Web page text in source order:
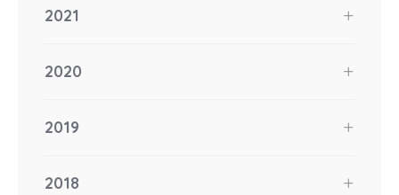
2021
2020
2019
2018